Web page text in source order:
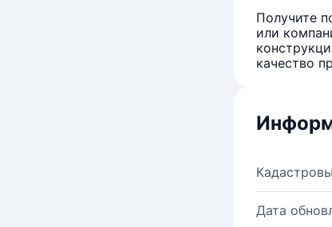
Получите
или
качество
Дата